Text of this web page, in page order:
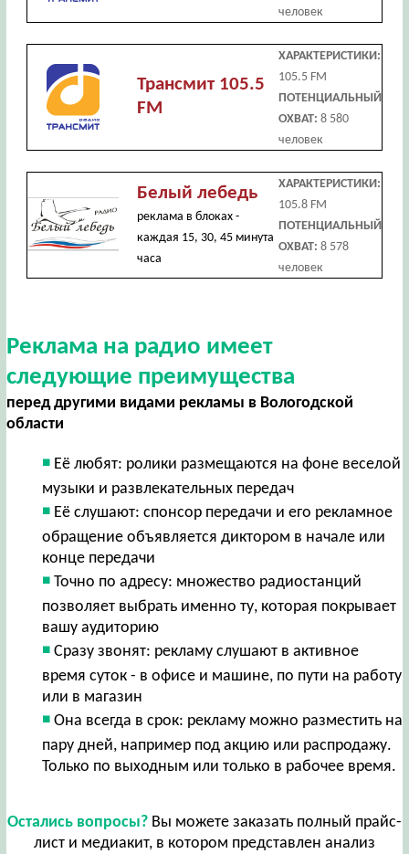
человек
Трансмит 105.5
FM
ХАРАКТЕРИСТИКИ:
105.5 FM
ПОТЕНЦИАЛЬНЫЙ
ОХВАТ: 8 580
человек
Белый лебедь
реклама в блоках -
каждая 15, 30, 45 минута
часа
ХАРАКТЕРИСТИКИ:
105.8 FM
ПОТЕНЦИАЛЬНЫЙ
ОХВАТ: 8 578
человек
Реклама на радио имеет
следующие преимущества
перед другими видами рекламы в Вологодской
области
Её любят: ролики размещаются на фоне веселой
музыки и развлекательных передач
Её слушают: спонсор передачи и его рекламное
обращение объявляется диктором в начале или
конце передачи
Точно по адресу: множество радиостанций
позволяет выбрать именно ту, которая покрывает
вашу аудиторию
Сразу звонят: рекламу слушают в активное
время суток - в офисе и машине, по пути на работу
или в магазин
Она всегда в срок: рекламу можно разместить на
пару дней, например под акцию или распродажу.
Только по выходным или только в рабочее время.
Остались вопросы?Вы можете заказать полный прайс-
лист и медиакит, в котором представлен анализ